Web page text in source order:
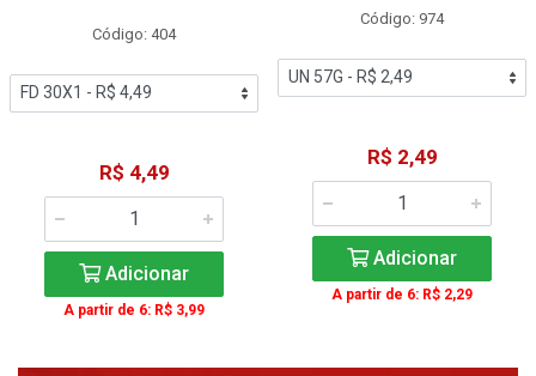
Código: 404
R$ 4,49
Adicionar
A partir de 6: R$ 3,99
Código: 974
R$ 2,49
Adicionar
A partir de 6: R$ 2,29